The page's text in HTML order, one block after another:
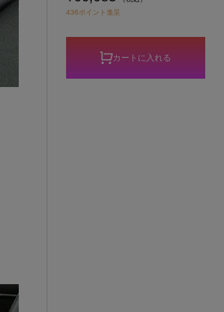
436ポイント進呈
カートに入れる